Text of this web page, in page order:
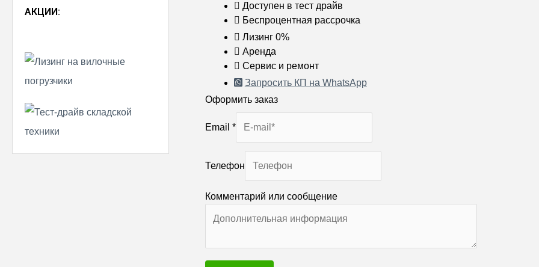
АКЦИИ:
Доступен в тест драйв
Беспроцентная рассрочка
Лизинг 0%
Аренда
Сервис и ремонт
Запросить КП на WhatsApp
Оформить заказ
Email *
Телефон
Комментарий или сообщение